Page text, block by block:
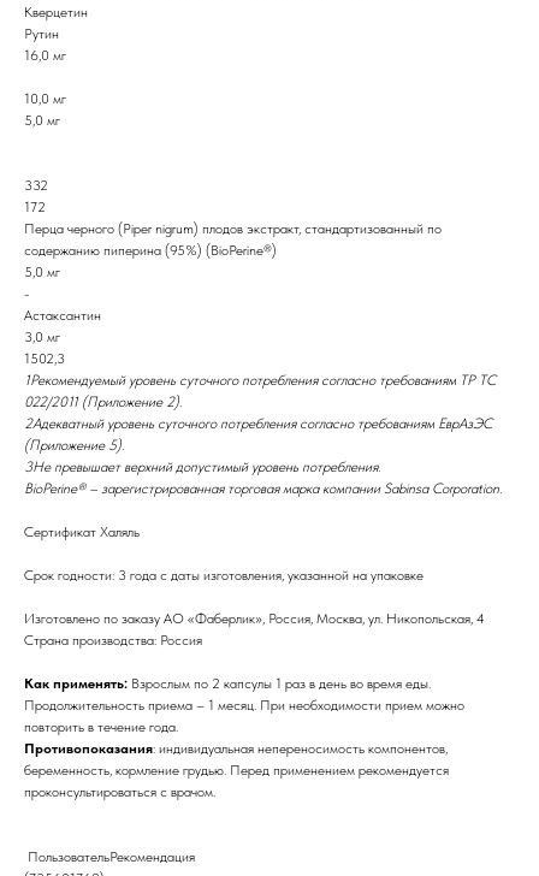
Кверцетин
Рутин
16,0 мг
10,0 мг
5,0 мг
332
172
Перца черного (Piper nigrum) плодов экстракт, стандартизованный по
содержанию пиперина (95%) (BioPerine®)
5,0 мг
-
Астаксантин
3,0 мг
1502,3
1Рекомендуемый уровень суточного потребления согласно требованиям ТР ТС
022/2011 (Приложение 2).
2Адекватный уровень суточного потребления согласно требованиям ЕврАзЭС
(Приложение 5).
3Не превышает верхний допустимый уровень потребления.
BioPerine® – зарегистрированная торговая марка компании Sabinsa Corporation.
Сертификат Халяль
Срок годности: 3 года с даты изготовления, указанной на упаковке
Изготовлено по заказу АО «Фаберлик», Россия, Москва, ул. Никопольская, 4
Страна производства: Россия
Как применять: Взрослым по 2 капсулы 1 раз в день во время еды.
Продолжительность приема – 1 месяц. При необходимости прием можно
повторить в течение года.
Противопоказания: индивидуальная непереносимость компонентов,
беременность, кормление грудью. Перед применением рекомендуется
проконсультироваться с врачом.
ПользовательРекомендация